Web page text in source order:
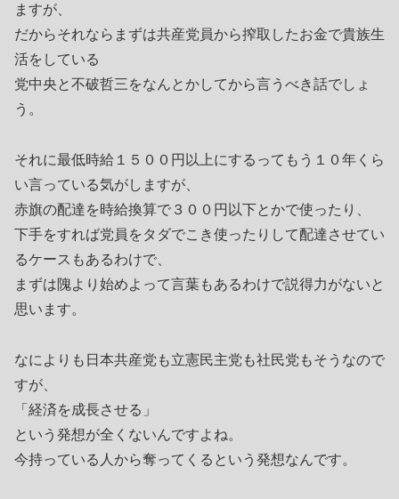
ますが、
だからそれならまずは共産党員から搾取したお金で貴族生
活をしている
党中央と不破哲三をなんとかしてから言うべき話でしょ
う。
それに最低時給１５００円以上にするってもう１０年くら
い言っている気がしますが、
赤旗の配達を時給換算で３００円以下とかで使ったり、
下手をすれば党員をタダでこき使ったりして配達させてい
るケースもあるわけで、
まずは隗より始めよって言葉もあるわけで説得力がないと
思います。
なによりも日本共産党も立憲民主党も社民党もそうなので
すが、
「経済を成長させる」
という発想が全くないんですよね。
今持っている人から奪ってくるという発想なんです。